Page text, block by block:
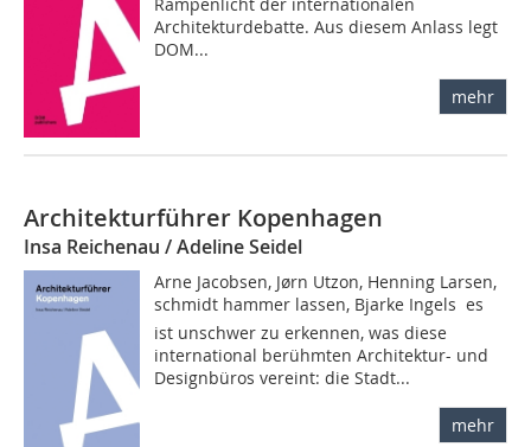
Rampenlicht der internationalen
Architekturdebatte. Aus diesem Anlass legt
DOM...
mehr
Architekturführer Kopenhagen
Insa Reichenau / Adeline Seidel
Arne Jacobsen, Jørn Utzon, Henning Larsen,
schmidt hammer lassen, Bjarke Ingels  es
ist unschwer zu erkennen, was diese
international berühmten Architektur- und
Designbüros vereint: die Stadt...
mehr